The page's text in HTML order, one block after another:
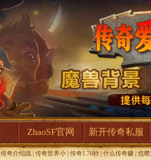
ZhaoSF官网 新开传奇私服
传奇介绍战 传奇世界小 传奇1.76秒 什么传奇赚 也